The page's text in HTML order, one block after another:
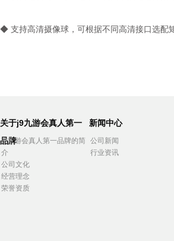
◆ 支持高清摄像球，可根据不同高清接口选配
关于j9九游会真人第一
品牌
j9九游会真人第一品牌的简
介
公司文化
经营理念
荣誉资质
新闻中心
公司新闻
行业资讯